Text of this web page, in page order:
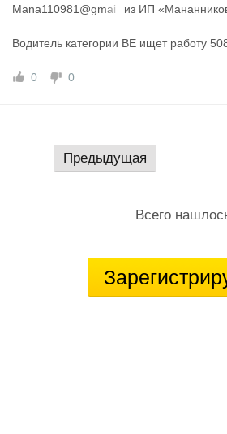
Mana110981 @gmai
из ИП
Водитель категории ВЕ ищет работу
0 0
Предыдущая
Всего